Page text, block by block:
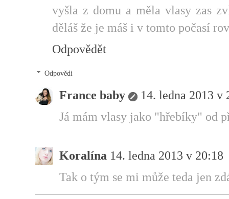
vyšla z domu a měla vlasy zas
děláš že je máš i v tomto počasí
Odpovědět
Odpovědi
France baby
14. ledna 2013 v
Já mám vlasy jako "hřebíky" od
Koralína 14. ledna 2013 v 20:18
Tak o tým se mi může teda jen